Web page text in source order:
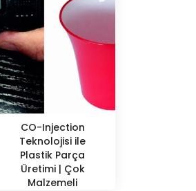
CO-Injection
Teknolojisi ile
Plastik Parça
Üretimi | Çok
Malzemeli